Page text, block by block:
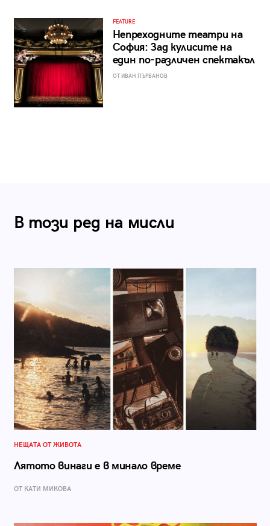
FEATURE
Непреходните театри на
София: Зад кулисите на
един по-различен спектакъл
ОТ ИВАН ПЪРВАНОВ
В този ред на мисли
НЕЩАТА ОТ ЖИВОТА
Лятото винаги е в минало време
ОТ КАТИ МИКОВА